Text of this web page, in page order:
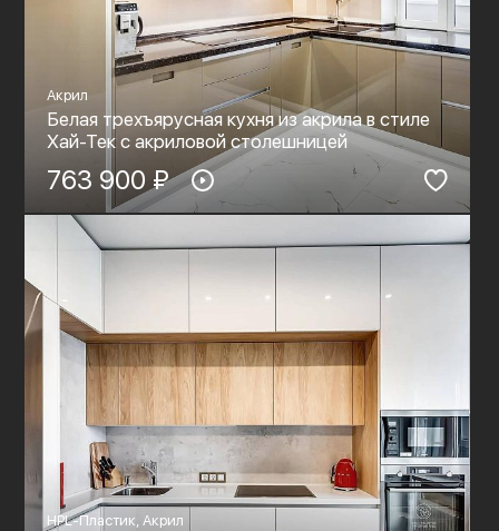
Акрил
Белая трехъярусная кухня из акрила в стиле
Хай-Тек c акриловой столешницей
763 900 ₽
HPL-Пластик, Акрил